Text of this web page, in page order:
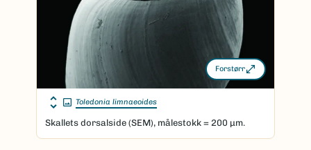
Forstørr
Toledonia limnaeoides
Skallets dorsalside (SEM), målestokk = 200 μm.